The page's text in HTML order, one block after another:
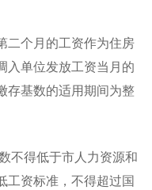
个月的工资作为住房
入单位发放工资当月的
存基数的适用期间为整
得低于市人力资源和
工资标准，不得超过国